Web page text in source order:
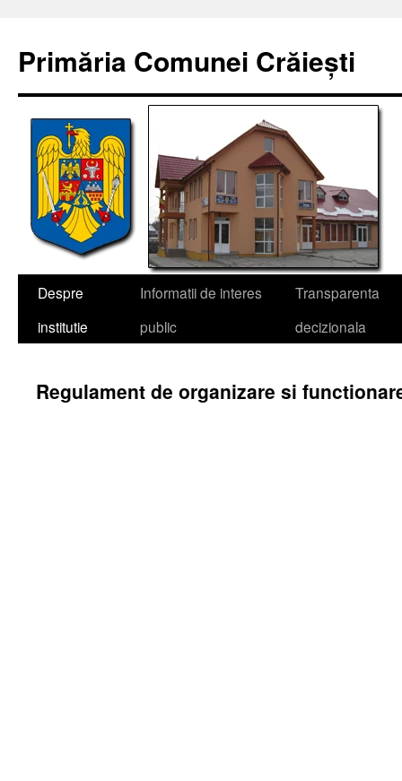
conținut
Primăria Comunei Crăiești
Despre
institutie
Informatii de interes
public
Transparenta
decizionala
Regulament de organizare si